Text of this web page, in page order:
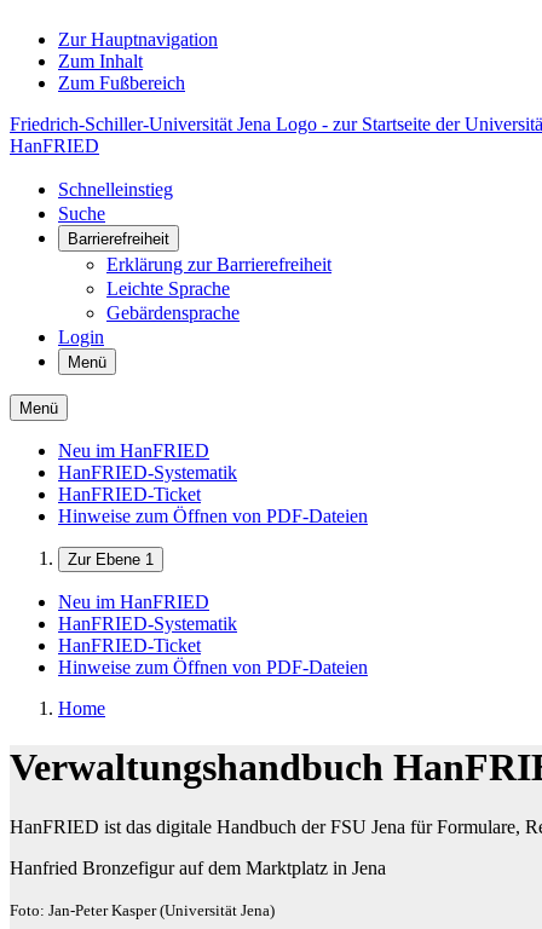
Zur Hauptnavigation
Zum Inhalt
Zum Fußbereich
Friedrich-Schiller-Universität Jena Logo - zur Startseite der
HanFRIED
Schnelleinstieg
Suche
Barrierefreiheit
Erklärung zur Barrierefreiheit
Leichte Sprache
Gebärdensprache
Login
Menü
Menü
Neu im HanFRIED
HanFRIED-Systematik
HanFRIED-Ticket
Hinweise zum Öffnen von PDF-Dateien
Zur Ebene 1
Neu im HanFRIED
HanFRIED-Systematik
HanFRIED-Ticket
Hinweise zum Öffnen von PDF-Dateien
Home
Verwaltungshandbuch
HanFRIED ist das digitale Handbuch der FSU Jena für Formulare,
Hanfried Bronzefigur auf dem Marktplatz in Jena
Foto: Jan-Peter Kasper (Universität Jena)